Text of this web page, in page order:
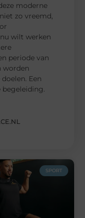
moderne
zo vreemd,
wilt werken
periode van
worden
Een
SPORT